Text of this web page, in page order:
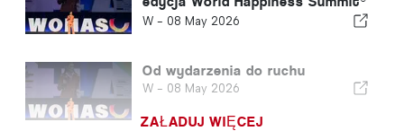
po raz pierwszy zawita do
W - 08 May 2026
Od wydarzenia do ruchu
W - 08 May 2026
ZAŁADUJ WIĘCEJ